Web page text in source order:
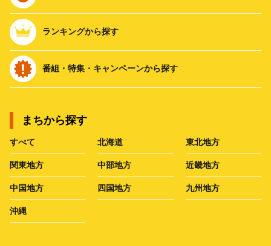
ランキングから探す
番組・特集・キャンペーンから探す
まちから探す
すべて 北海道 東北地方
関東地方 中部地方 近畿地方
中国地方 四国地方 九州地方
沖縄